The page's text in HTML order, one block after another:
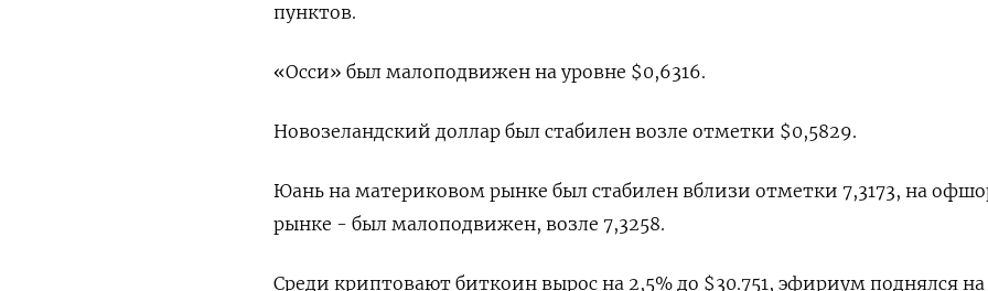
пунктов.
«Осси» был малоподвижен на уровне $0,6316​.
Новозеландский доллар был стабилен возле отметки $0,5829​.
Юань на материковом рынке был стабилен вблизи отметки 7,3173​, на
рынке - был малоподвижен, возле 7,3258.
Среди криптовают биткоин вырос на 2,5% до $30.751, эфириум поднялся на